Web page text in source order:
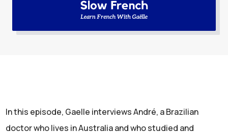
In this episode, Gaelle interviews André, a Brazilian
doctor who lives in Australia and who studied and